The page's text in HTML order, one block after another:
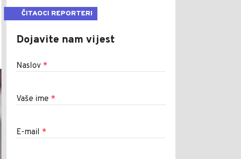
ČITAOCI REPORTERI
Dojavite nam vijest
Naslov *
Vaše ime *
E-mail *